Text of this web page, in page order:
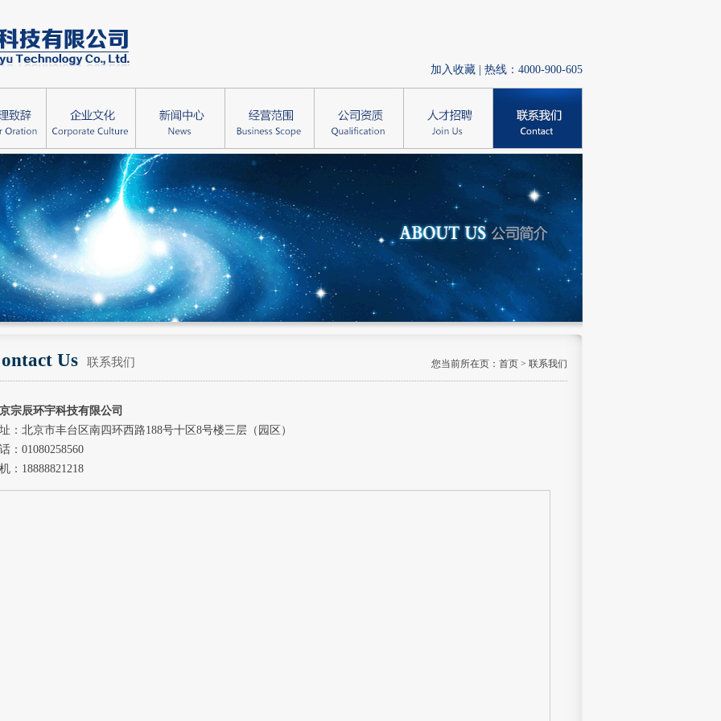
加入收藏 | 热线：4000-900-605
Us 联系我们 您当前所在页： 首页 > 联系我们
宗辰环宇科技有限公司
：北京市丰台区南四环西路188号十区8号楼三层（园区）
：01080258560
：18888821218